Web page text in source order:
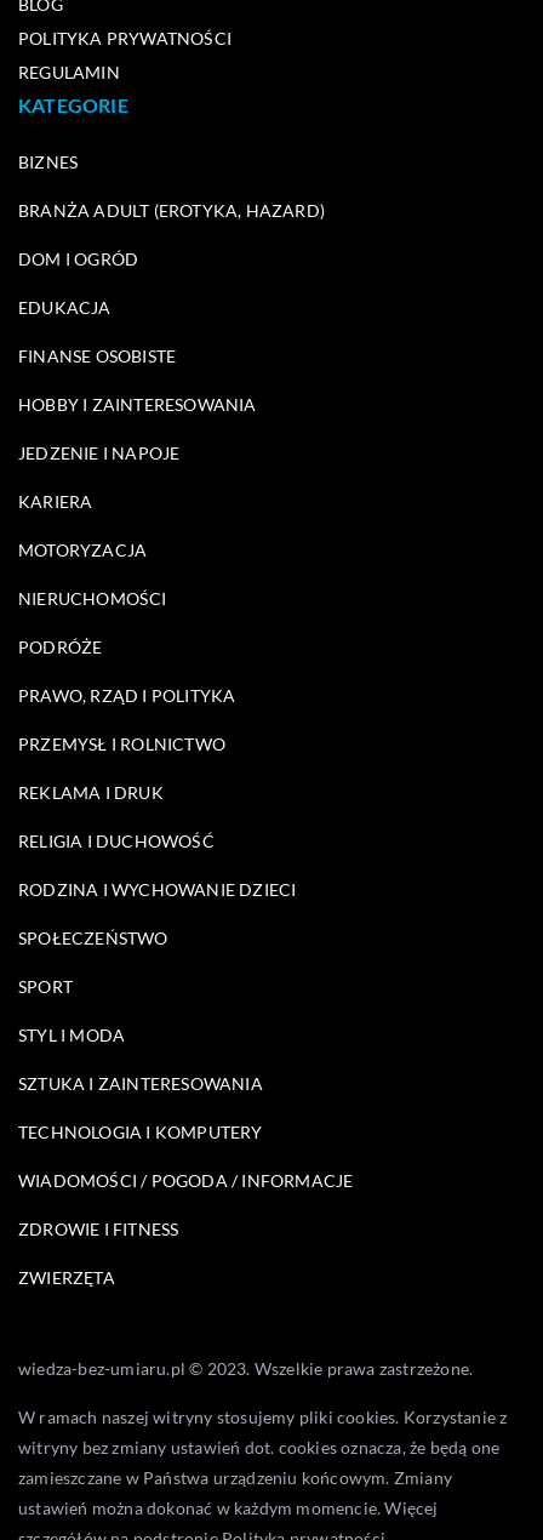
POLITYKA PRYWATNOŚCI
REGULAMIN
KATEGORIE
BIZNES
BRANŻA ADULT (EROTYKA, HAZARD)
DOM I OGRÓD
EDUKACJA
FINANSE OSOBISTE
HOBBY I ZAINTERESOWANIA
JEDZENIE I NAPOJE
KARIERA
MOTORYZACJA
NIERUCHOMOŚCI
PODRÓŻE
PRAWO, RZĄD I POLITYKA
PRZEMYSŁ I ROLNICTWO
REKLAMA I DRUK
RELIGIA I DUCHOWOŚĆ
RODZINA I WYCHOWANIE DZIECI
SPOŁECZEŃSTWO
SPORT
STYL I MODA
SZTUKA I ZAINTERESOWANIA
TECHNOLOGIA I KOMPUTERY
WIADOMOŚCI / POGODA / INFORMACJE
ZDROWIE I FITNESS
ZWIERZĘTA
wiedza-bez-umiaru.pl © 2023. Wszelkie prawa zastrzeżone.
W ramach naszej witryny stosujemy pliki cookies. Korzystanie z
witryny bez zmiany ustawień dot. cookies oznacza, że będą one
zamieszczane w Państwa urządzeniu końcowym. Zmiany
ustawień można dokonać w każdym momencie. Więcej